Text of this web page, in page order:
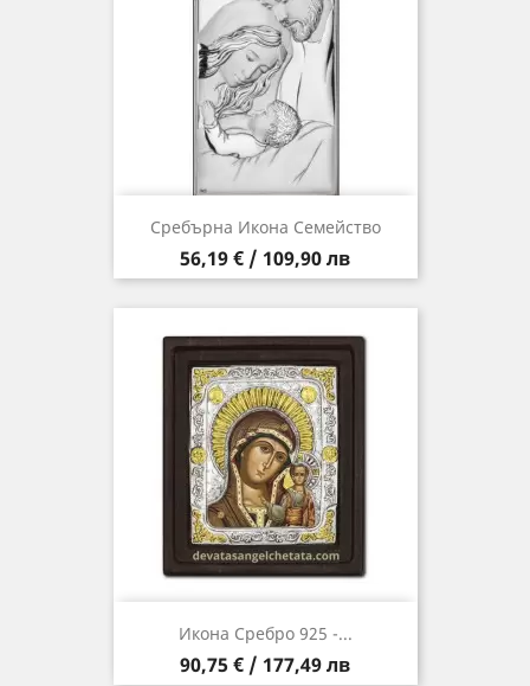
Сребърна Икона Семейство
Цена
56,19 € / 109,90 лв
Икона Сребро 925 -...
Цена
90,75 € / 177,49 лв